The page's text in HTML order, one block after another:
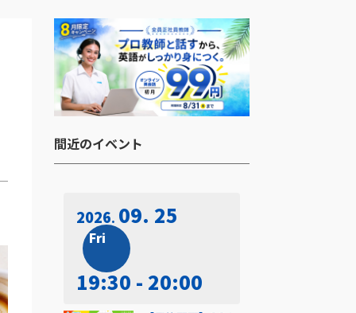
間近のイベント​
2026 09. 25
Fri
19:30 - 20:00